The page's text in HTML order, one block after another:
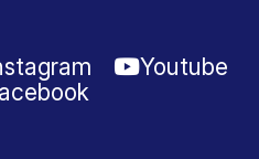
Youtube